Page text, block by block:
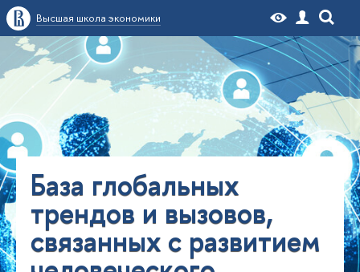
Высшая школа экономики
База глобальных
трендов и вызовов,
связанных с развитием